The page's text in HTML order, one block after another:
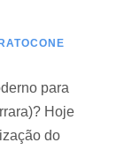
para
Hoje
do